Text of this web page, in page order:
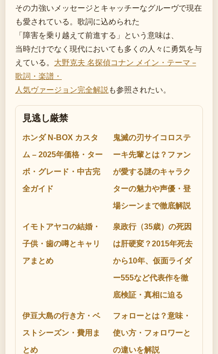
その力強いメッセージとキャッチーなグルーヴで現在
も愛されている。歌詞に込められた
「障害を乗り越えて前進する」という意味は、
当時だけでなく現代においても多くの人々に勇気を与
えている。 大野克夫 名探偵コナン メイン・テーマ –
歌詞・楽譜・
人気ヴァージョン完全解説も参照されたい。
見逃し厳禁
ホンダ N-BOX カスタ
ム – 2025年価格・ター
ボ・グレード・中古完
全ガイド
鬼滅の刃サイコロステ
ーキ先輩とは？ファン
が愛する謎のキャラク
ターの魅力や声優・登
場シーンまで徹底解説
イモトアヤコの結婚・
子供・歯の噂とキャリ
アまとめ
泉政行（35歳）の死因
は肝硬変？2015年死去
から10年、仮面ライダ
ー555など代表作を徹
底検証・真相に迫る
伊豆大島の行き方・ベ
ストシーズン・費用ま
とめ
フォローとは？意味・
使い方・フォロワーと
の違いを解説